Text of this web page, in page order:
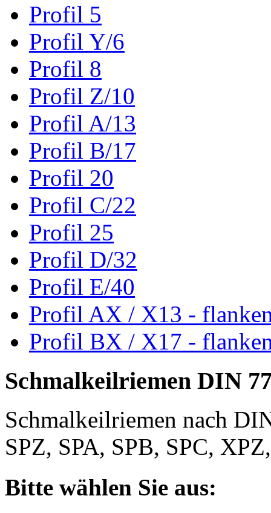
Profil 5
Profil Y/6
Profil 8
Profil Z/10
Profil A/13
Profil B/17
Profil 20
Profil C/22
Profil 25
Profil D/32
Profil E/40
Profil AX / X13 -
Profil BX / X17 -
Schmalkeilriemen DIN
Schmalkeilriemen nach
SPZ, SPA, SPB, SPC,
Bitte wählen Sie aus: